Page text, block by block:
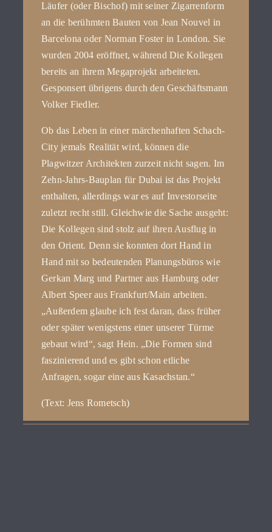
Läufer (oder Bischof) mit seiner Zigarrenform
an die berühmten Bauten von Jean Nouvel in
Barcelona oder Norman Foster in London. Sie
wurden 2004 eröffnet, während Die Kollegen
bereits an ihrem Megaprojekt arbeiteten.
Gesponsert übrigens durch den Geschäftsmann
Volker Fiedler.
Ob das Leben in einer märchenhaften Schach-
City jemals Realität wird, können die
Plagwitzer Architekten zurzeit nicht sagen. Im
Zehn-Jahrs-Bauplan für Dubai ist das Projekt
enthalten, allerdings war es auf Investorseite
zuletzt recht still. Gleichwie die Sache ausgeht:
Die Kollegen sind stolz auf ihren Ausflug in
den Orient. Denn sie konnten dort Hand in
Hand mit so bedeutenden Planungsbüros wie
Gerkan Marg und Partner aus Hamburg oder
Albert Speer aus Frankfurt/Main arbeiten.
„Außerdem glaube ich fest daran, dass früher
oder später wenigstens einer unserer Türme
gebaut wird“, sagt Hein. „Die Formen sind
faszinierend und es gibt schon etliche
Anfragen, sogar eine aus Kasachstan.“
(Text: Jens Rometsch)